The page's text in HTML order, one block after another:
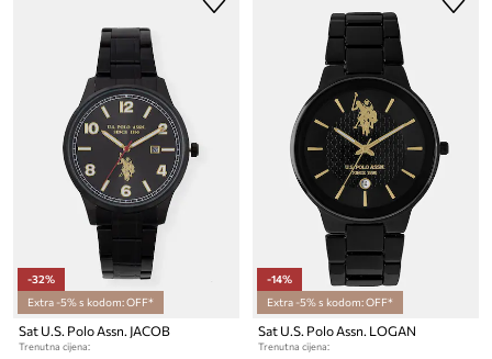
-32%
Extra -5% s kodom: OFF*
Sat U.S. Polo Assn. JACOB
Trenutna cijena:
-14%
Extra -5% s kodom: OFF*
Sat U.S. Polo Assn. LOGAN
Trenutna cijena: